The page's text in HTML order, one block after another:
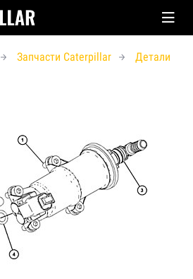
Запчасти Caterpillar
Детали